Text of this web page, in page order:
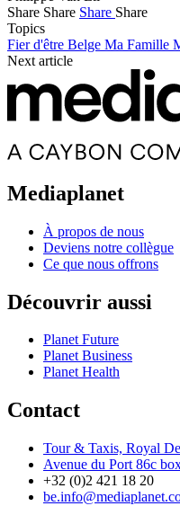
Share Share Share Share
Topics
Fier d'être Belge Ma Famille
Next article
Mediaplanet
À propos de nous
Deviens notre collègue
Ce que nous offrons
Découvrir aussi
Planet Future
Planet Business
Planet Health
Contact
Tour & Taxis, Royal
Avenue du Port 86c
+32 (0)2 421 18 20